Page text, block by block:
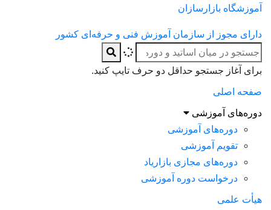
آموزشگاه بازارسازان
دارای مجوز از سازمان آموزش فنی و حرفه‌ای کشور
برای آغاز جستجو حداقل دو حرف تایپ کنید.
صفحه اصلی
دوره‌های آموزشی
دوره‌های آموزشی
تقویم آموزشی
دوره‌های مجازی بازاریاد
درخواست دوره آموزشی
هیأت علمی